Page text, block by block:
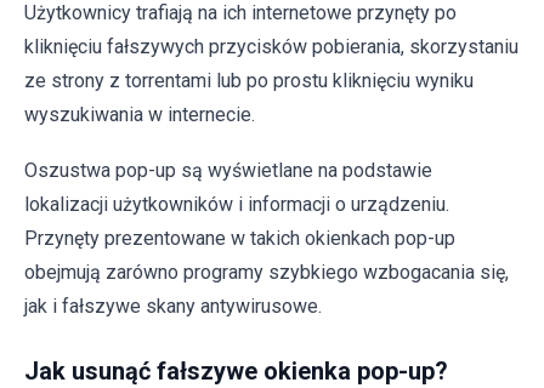
Użytkownicy trafiają na ich internetowe przynęty po
kliknięciu fałszywych przycisków pobierania, skorzystaniu
ze strony z torrentami lub po prostu kliknięciu wyniku
wyszukiwania w internecie.
Oszustwa pop-up są wyświetlane na podstawie
lokalizacji użytkowników i informacji o urządzeniu.
Przynęty prezentowane w takich okienkach pop-up
obejmują zarówno programy szybkiego wzbogacania się,
jak i fałszywe skany antywirusowe.
Jak usunąć fałszywe okienka pop-up?